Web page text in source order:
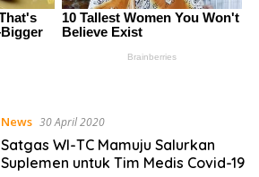
News 30 April 2020
Satgas WI-TC Mamuju Salurkan
Suplemen untuk Tim Medis Covid-19